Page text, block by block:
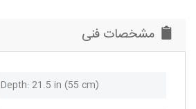
مشخصات فنی
Depth: 21.5 in (55 cm)